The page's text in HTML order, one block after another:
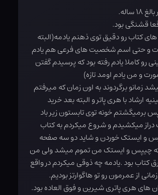
ساله.
قشنگی بود.
کتاب رو دقیق توی ذهنم یادمه(البته
و حتی اسم شخصیت های فرعی هم یادم
رو کاملا یادم رفته بود که پرسیدم گفتن
و من یادم اومد تازه)
زمانو برگردوند به اون زمان که میرفتم
ارشاد با هری پاتر و البته بعد خرید
برمیگشتم خونه توی تابستون زیر باد
دراز میکشیدم و شروع میکردم به کتاب
و ایستک خوردن و شاید دو سه صفحه
چیپس و ایستک من تموم میشد ولی من
کتاب بود .یادمه چه ذوقی میکردم در واقع
از عمرمون رو تو هاگوارتز بودیم.
های هری پاتری شیرین و فوق العاده بود.